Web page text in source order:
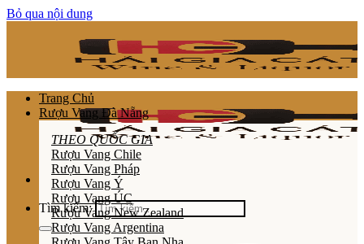
Bỏ qua nội dung
Tìm kiếm:
Trang Chủ
Rượu Vang Đà Nẵng
THEO QUỐC GIA
Rượu Vang Chile
Rượu Vang Pháp
Rượu Vang Ý
Rượu Vang ÚC
Rượu Vang New Zealand
Rượu Vang Argentina